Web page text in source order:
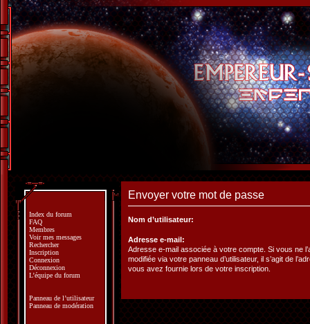
Envoyer votre mot de passe
Nom d’utilisateur:
Adresse e-mail:
Adresse e-mail associée à votre compte. Si vous ne
modifiée via votre panneau d’utilisateur, il s’agit de
vous avez fournie lors de votre inscription.
Index du forum
FAQ
Membres
Voir mes messages
Rechercher
Inscription
Connexion
Déconnexion
L’équipe du forum
Panneau de l’utilisateur
Panneau de modération